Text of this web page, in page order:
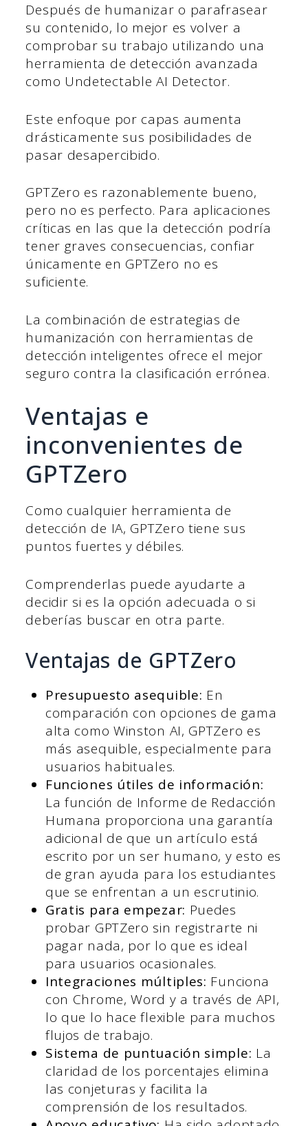
Después de humanizar o parafrasear
su contenido, lo mejor es volver a
comprobar su trabajo utilizando una
herramienta de detección avanzada
como Undetectable AI Detector.
Este enfoque por capas aumenta
drásticamente sus posibilidades de
pasar desapercibido.
GPTZero es razonablemente bueno,
pero no es perfecto. Para aplicaciones
críticas en las que la detección podría
tener graves consecuencias, confiar
únicamente en GPTZero no es
suficiente.
La combinación de estrategias de
humanización con herramientas de
detección inteligentes ofrece el mejor
seguro contra la clasificación errónea.
Ventajas e
inconvenientes de
GPTZero
Como cualquier herramienta de
detección de IA, GPTZero tiene sus
puntos fuertes y débiles.
Comprenderlas puede ayudarte a
decidir si es la opción adecuada o si
deberías buscar en otra parte.
Ventajas de GPTZero
Presupuesto asequible: En
comparación con opciones de gama
alta como Winston AI, GPTZero es
más asequible, especialmente para
usuarios habituales.
Funciones útiles de información:
La función de Informe de Redacción
Humana proporciona una garantía
adicional de que un artículo está
escrito por un ser humano, y esto es
de gran ayuda para los estudiantes
que se enfrentan a un escrutinio.
Gratis para empezar: Puedes
probar GPTZero sin registrarte ni
pagar nada, por lo que es ideal
para usuarios ocasionales.
Integraciones múltiples: Funciona
con Chrome, Word y a través de API,
lo que lo hace flexible para muchos
flujos de trabajo.
Sistema de puntuación simple: La
claridad de los porcentajes elimina
las conjeturas y facilita la
comprensión de los resultados.